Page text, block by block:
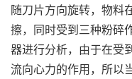
随刀片方向旋转，物料
擦，同时受到三种粉碎
器进行分析，由于在受
流向心力的作用，所以